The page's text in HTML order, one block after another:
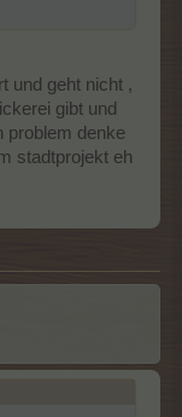
und geht nicht ,
gibt und
problem denke
stadtprojekt eh